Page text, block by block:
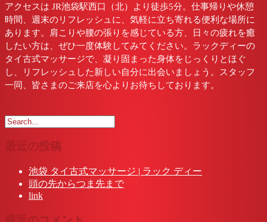
アクセスは JR池袋駅西口（北）より徒歩5分。仕事帰りや休憩
時間、週末のリフレッシュに、気軽に立ち寄れる便利な場所に
あります。肩こりや腰の張りを感じている方、日々の疲れを癒
したい方は、ぜひ一度体験してみてください。ラックディーの
タイ古式マッサージで、凝り固まった身体をじっくりとほぐ
し、リフレッシュした新しい自分に出会いましょう。スタッフ
一同、皆さまのご来店を心よりお待ちしております。
最近の投稿
池袋 タイ古式マッサージ | ラック ディー
頭の先からつま先まで
link